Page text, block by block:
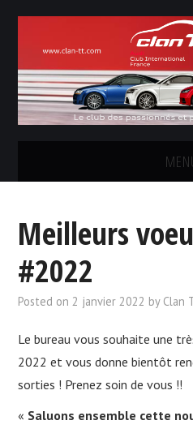
LES SORTIES
CONCOURS PHOTOS
NOUS CONTACTER
NEWSLETTER
Meilleurs
#2022
Posted on2 janvier 2022 by Clan
Le bureau vous souhaite une
2022 et vous donne bientôt
sorties ! Prenez soin de vous !!
« Saluons ensemble cette